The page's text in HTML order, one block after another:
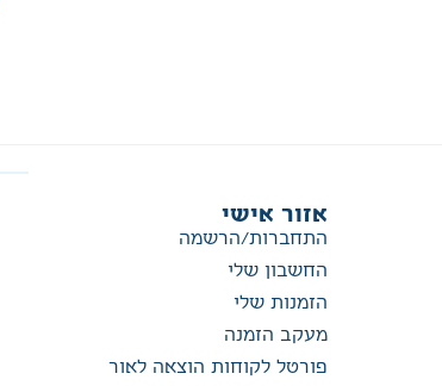
אזור אישי
התחברות/הרשמה
החשבון שלי
הזמנות שלי
מעקב הזמנה
פורטל לקוחות הוצאה לאור